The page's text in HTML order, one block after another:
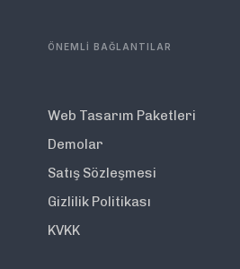
ÖNEMLİ BAĞLANTILAR
Web Tasarım Paketleri
Demolar
Satış Sözleşmesi
Gizlilik Politikası
KVKK